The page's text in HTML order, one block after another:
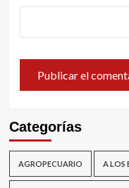
Categorías
AGROPECUARIO A LOS